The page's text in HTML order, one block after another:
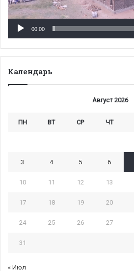
00:00
Календарь
Август 2026
ПН ВТ СР ЧТ
3 4 5 6
10 11 12 13
17 18 19 20
24 25 26 27
31
« Июл